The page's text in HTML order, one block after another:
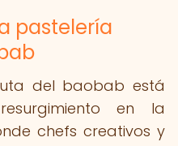
pastelería
del baobab está
en la
chefs creativos y